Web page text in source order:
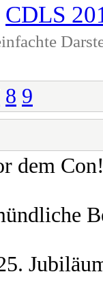
CDLS
8 9
dem